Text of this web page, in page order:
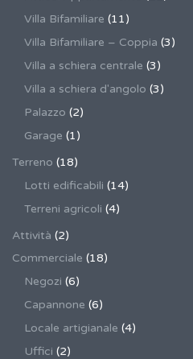
Villa Bifamiliare (11)
Villa Bifamiliare – Coppia (3)
Villa a schiera centrale (3)
Villa a schiera d'angolo (3)
Palazzo (2)
Garage (1)
Terreno (18)
Lotti edificabili (14)
Terreni agricoli (4)
Attività (2)
Commerciale (18)
Negozi (6)
Capannone (6)
Locale artigianale (4)
Uffici (2)